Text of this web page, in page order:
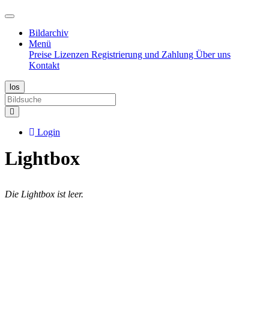
Bildarchiv
Menü
Preise Lizenzen Registrierung und Zahlung Über uns
Kontakt
Login
Lightbox
Die Lightbox ist leer.